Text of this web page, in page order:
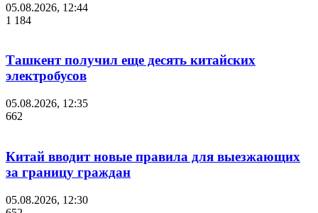
05.08.2026, 12:44
1 184
Ташкент получил еще десять китайских
электробусов
05.08.2026, 12:35
662
Китай вводит новые правила для выезжающих
за границу граждан
05.08.2026, 12:30